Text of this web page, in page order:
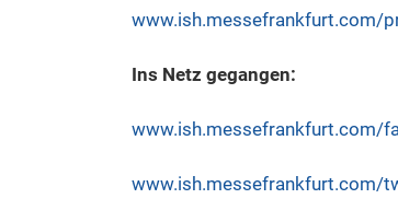
www.ish.messefrankfurt.com/
Ins Netz gegangen:
www.ish.messefrankfurt.com/
www.ish.messefrankfurt.com/